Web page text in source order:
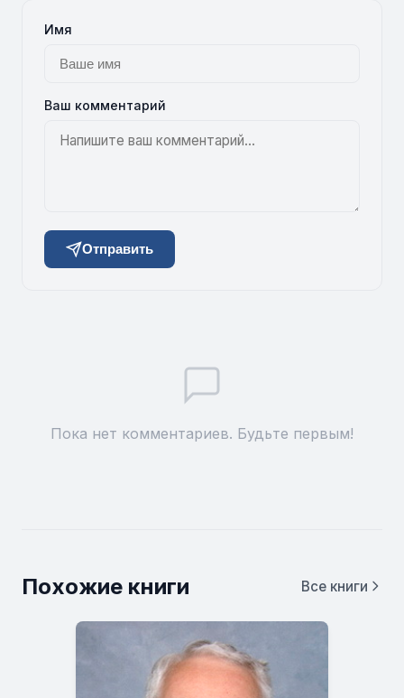
Имя
Ваш комментарий
Отправить
Пока нет комментариев. Будьте первым!
Похожие книги Все книги